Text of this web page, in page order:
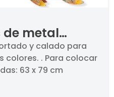
de metal
y calado para
colores. . Para colocar
63 x 79 cm